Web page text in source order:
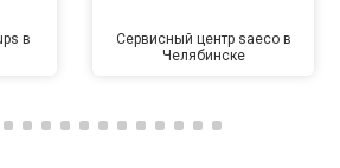
в
Сервисный центр saeco в
Челябинске